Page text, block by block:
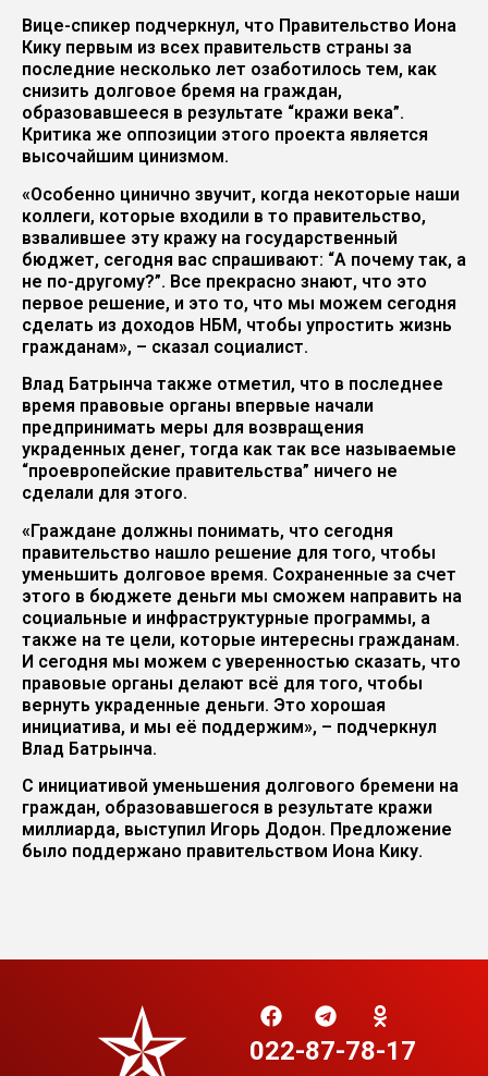
Вице-спикер подчеркнул, что Правительство Иона
Кику первым из всех правительств страны за
последние несколько лет озаботилось тем, как
снизить долговое бремя на граждан,
образовавшееся в результате “кражи века”.
Критика же оппозиции этого проекта является
высочайшим цинизмом.
«Особенно цинично звучит, когда некоторые наши
коллеги, которые входили в то правительство,
взвалившее эту кражу на государственный
бюджет, сегодня вас спрашивают: “А почему так, а
не по-другому?”. Все прекрасно знают, что это
первое решение, и это то, что мы можем сегодня
сделать из доходов НБМ, чтобы упростить жизнь
гражданам», – сказал социалист.
Влад Батрынча также отметил, что в последнее
время правовые органы впервые начали
предпринимать меры для возвращения
украденных денег, тогда как так все называемые
“проевропейские правительства” ничего не
сделали для этого.
«Граждане должны понимать, что сегодня
правительство нашло решение для того, чтобы
уменьшить долговое время. Сохраненные за счет
этого в бюджете деньги мы сможем направить на
социальные и инфраструктурные программы, а
также на те цели, которые интересны гражданам.
И сегодня мы можем с уверенностью сказать, что
правовые органы делают всё для того, чтобы
вернуть украденные деньги. Это хорошая
инициатива, и мы её поддержим», – подчеркнул
Влад Батрынча.
С инициативой уменьшения долгового бремени на
граждан, образовавшегося в результате кражи
миллиарда, выступил Игорь Додон. Предложение
было поддержано правительством Иона Кику.
022-87-78-17